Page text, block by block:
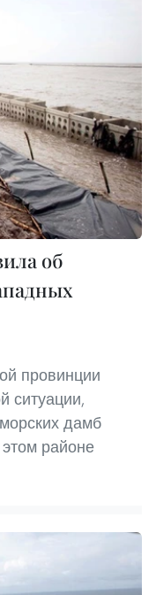
об
провинции
ситуации,
дамб
районе